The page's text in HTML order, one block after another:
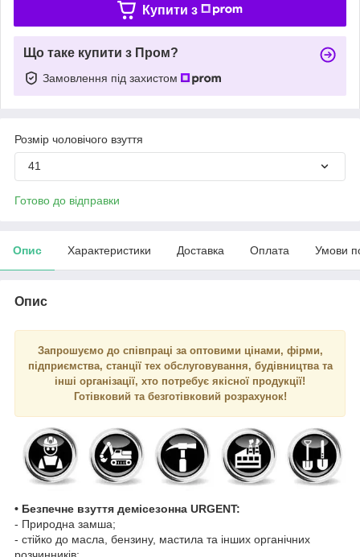
Купити з
Що таке купити з Пром?
Замовлення під захистом
Розмір чоловічого взуття
41
Готово до відправки
Опис Характеристики Доставка Оплата Умови
Опис
Запрошуємо до співпраці за оптовими цінами, фірми,
підприємства, станції тех обслуговування, будівництва та
інші організації, хто потребує якісної продукції!
Готівковий та безготівковий розрахунок!
• Безпечне взуття демісезонна URGENT:
- Природна замша;
- стійко до масла, бензину, мастила та інших органічних